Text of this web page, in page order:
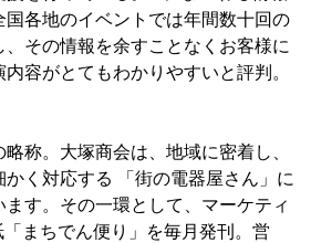
国各地のイベントでは年間数十回の
その情報を余すことなくお客様に
容がとてもわかりやすいと評判。
略称。大塚商会は、地域に密着し、
く対応する 「街の電器屋さん」に
す。その一環として、マーケティ
まちでん便り」を毎月発刊。営